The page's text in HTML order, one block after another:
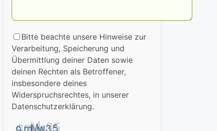
Bitte beachte unsere Hinweise zur
Verarbeitung, Speicherung und
Übermittlung deiner Daten sowie
deinen Rechten als Betroffener,
insbesondere deines
Widerspruchsrechtes, in unserer
Datenschutzerklärung.